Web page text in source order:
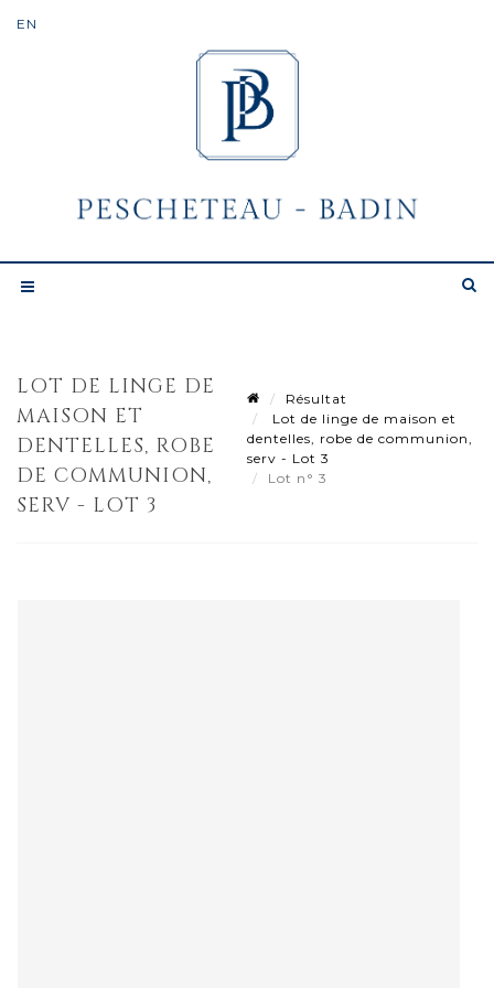
LOT DE LINGE DE
MAISON ET
DENTELLES, ROBE
DE COMMUNION,
SERV - LOT 3
Résultat
Lot de linge de maison et
dentelles, robe de communion,
serv - Lot 3
Lot n° 3